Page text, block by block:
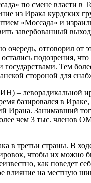
по смене власти в
из Ирака курдских
«Моссада» и
завербованный
отговорил от
подозрения,
Тем
стороной для
– леворадикальной
базировался в
Ирана. Занимавший
чем 3 тыс. членов
третьи страны. В
чтобы их можно
как поведет
влияние на местную